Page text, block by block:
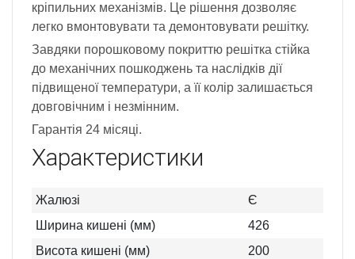
кріпильних механізмів. Це рішення дозволяє
легко вмонтовувати та демонтовувати решітку.
Завдяки порошковому покриттю решітка стійка
до механічних пошкоджень та наслідків дії
підвищеної температури, а її колір залишається
довговічним і незмінним.
Гарантія 24 місяці.
Характеристики
Жалюзі
Є
Ширина кишені (мм)
426
Висота кишені (мм)
200